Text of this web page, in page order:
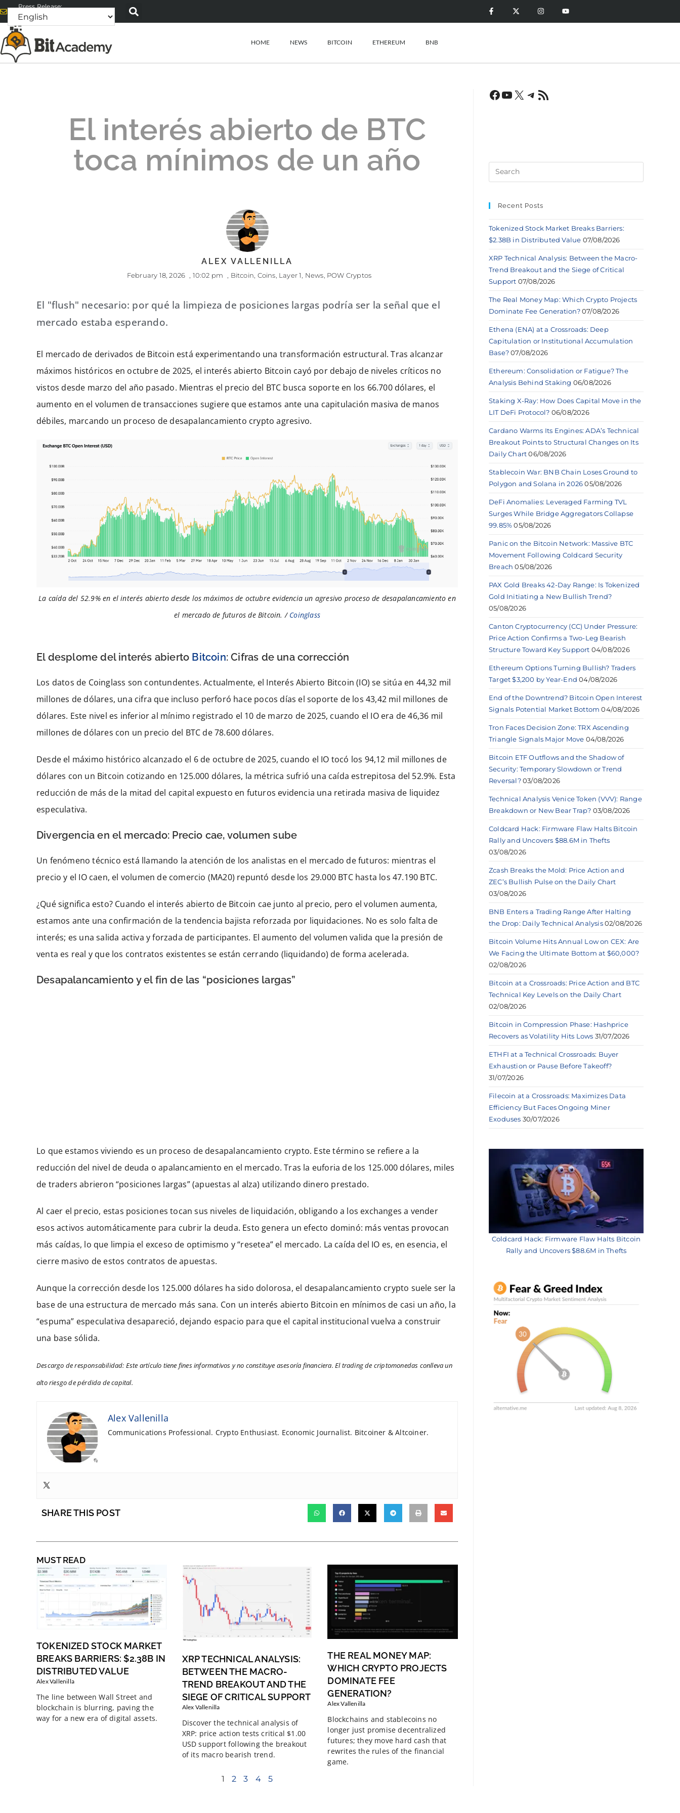
Press Release:
alex@bitacademyweb.com
HOME NEWS BITCOIN ETHEREUM BNB
El interés abierto de BTC
toca mínimos de un año
ALEX VALLENILLA
February 18, 2026 10:02 pm Bitcoin Coins Layer 1 News POW Cryptos
El "flush" necesario: por qué la limpieza de posiciones largas podría ser la señal que el
mercado estaba esperando.
El mercado de derivados de Bitcoin está experimentando una transformación estructural. Tras alcanzar
máximos históricos en octubre de 2025, el interés abierto Bitcoin cayó por debajo de niveles críticos no
vistos desde marzo del año pasado. Mientras el precio del BTC busca soporte en los 66.700 dólares, el
aumento en el volumen de transacciones sugiere que estamos ante una capitulación masiva de manos
débiles, marcando un proceso de desapalancamiento crypto agresivo.
La caída del 52.9% en el interés abierto desde los máximos de octubre evidencia un agresivo proceso de desapalancamiento en
el mercado de futuros de Bitcoin. / Coinglass
El desplome del interés abierto Bitcoin: Cifras de una corrección
Los datos de Coinglass son contundentes. Actualmente, el Interés Abierto Bitcoin (IO) se sitúa en 44,32 mil
millones de dólares, una cifra que incluso perforó hace pocos días el soporte de los 43,42 mil millones de
dólares. Este nivel es inferior al mínimo registrado el 10 de marzo de 2025, cuando el IO era de 46,36 mil
millones de dólares con un precio del BTC de 78.600 dólares.
Desde el máximo histórico alcanzado el 6 de octubre de 2025, cuando el IO tocó los 94,12 mil millones de
dólares con un Bitcoin cotizando en 125.000 dólares, la métrica sufrió una caída estrepitosa del 52.9%. Esta
reducción de más de la mitad del capital expuesto en futuros evidencia una retirada masiva de liquidez
especulativa.
Divergencia en el mercado: Precio cae, volumen sube
Un fenómeno técnico está llamando la atención de los analistas en el mercado de futuros: mientras el
precio y el IO caen, el volumen de comercio (MA20) repuntó desde los 29.000 BTC hasta los 47.190 BTC.
¿Qué significa esto? Cuando el interés abierto de Bitcoin cae junto al precio, pero el volumen aumenta,
estamos ante una confirmación de la tendencia bajista reforzada por liquidaciones. No es solo falta de
interés; es una salida activa y forzada de participantes. El aumento del volumen valida que la presión de
venta es real y que los contratos existentes se están cerrando (liquidando) de forma acelerada.
Desapalancamiento y el fin de las “posiciones largas”
Lo que estamos viviendo es un proceso de desapalancamiento crypto. Este término se refiere a la
reducción del nivel de deuda o apalancamiento en el mercado. Tras la euforia de los 125.000 dólares, miles
de traders abrieron “posiciones largas” (apuestas al alza) utilizando dinero prestado.
Al caer el precio, estas posiciones tocan sus niveles de liquidación, obligando a los exchanges a vender
esos activos automáticamente para cubrir la deuda. Esto genera un efecto dominó: más ventas provocan
más caídas, lo que limpia el exceso de optimismo y “resetea” el mercado. La caída del IO es, en esencia, el
cierre masivo de estos contratos de apuestas.
Aunque la corrección desde los 125.000 dólares ha sido dolorosa, el desapalancamiento crypto suele ser la
base de una estructura de mercado más sana. Con un interés abierto Bitcoin en mínimos de casi un año, la
“espuma” especulativa desapareció, dejando espacio para que el capital institucional vuelva a construir
una base sólida.
Descargo de responsabilidad: Este artículo tiene fines informativos y no constituye asesoría financiera. El trading de criptomonedas conlleva un
alto riesgo de pérdida de capital.
Alex Vallenilla
Communications Professional. Crypto Enthusiast. Economic Journalist. Bitcoiner & Altcoiner.
SHARE THIS POST
MUST READ
TOKENIZED STOCK MARKET
BREAKS BARRIERS: $2.38B IN
DISTRIBUTED VALUE
Alex Vallenilla
The line between Wall Street and
blockchain is blurring, paving the
way for a new era of digital assets.
XRP TECHNICAL ANALYSIS:
BETWEEN THE MACRO-
TREND BREAKOUT AND THE
SIEGE OF CRITICAL SUPPORT
Alex Vallenilla
Discover the technical analysis of
XRP: price action tests critical $1.00
USD support following the breakout
of its macro bearish trend.
THE REAL MONEY MAP:
WHICH CRYPTO PROJECTS
DOMINATE FEE
GENERATION?
Alex Vallenilla
Blockchains and stablecoins no
longer just promise decentralized
futures; they move hard cash that
rewrites the rules of the financial
game.
1
2 3 4 5
Recent Posts
Tokenized Stock Market Breaks Barriers:
$2.38B in Distributed Value 07/08/2026
XRP Technical Analysis: Between the Macro-
Trend Breakout and the Siege of Critical
Support 07/08/2026
The Real Money Map: Which Crypto Projects
Dominate Fee Generation? 07/08/2026
Ethena (ENA) at a Crossroads: Deep
Capitulation or Institutional Accumulation
Base? 07/08/2026
Ethereum: Consolidation or Fatigue? The
Analysis Behind Staking 06/08/2026
Staking X-Ray: How Does Capital Move in the
LIT DeFi Protocol? 06/08/2026
Cardano Warms Its Engines: ADA’s Technical
Breakout Points to Structural Changes on Its
Daily Chart 06/08/2026
Stablecoin War: BNB Chain Loses Ground to
Polygon and Solana in 2026 05/08/2026
DeFi Anomalies: Leveraged Farming TVL
Surges While Bridge Aggregators Collapse
99.85% 05/08/2026
Panic on the Bitcoin Network: Massive BTC
Movement Following Coldcard Security
Breach 05/08/2026
PAX Gold Breaks 42-Day Range: Is Tokenized
Gold Initiating a New Bullish Trend?
05/08/2026
Canton Cryptocurrency (CC) Under Pressure:
Price Action Confirms a Two-Leg Bearish
Structure Toward Key Support 04/08/2026
Ethereum Options Turning Bullish? Traders
Target $3,200 by Year-End 04/08/2026
End of the Downtrend? Bitcoin Open Interest
Signals Potential Market Bottom 04/08/2026
Tron Faces Decision Zone: TRX Ascending
Triangle Signals Major Move 04/08/2026
Bitcoin ETF Outflows and the Shadow of
Security: Temporary Slowdown or Trend
Reversal? 03/08/2026
Technical Analysis Venice Token (VVV): Range
Breakdown or New Bear Trap? 03/08/2026
Coldcard Hack: Firmware Flaw Halts Bitcoin
Rally and Uncovers $88.6M in Thefts
03/08/2026
Zcash Breaks the Mold: Price Action and
ZEC’s Bullish Pulse on the Daily Chart
03/08/2026
BNB Enters a Trading Range After Halting
the Drop: Daily Technical Analysis 02/08/2026
Bitcoin Volume Hits Annual Low on CEX: Are
We Facing the Ultimate Bottom at $60,000?
02/08/2026
Bitcoin at a Crossroads: Price Action and BTC
Technical Key Levels on the Daily Chart
02/08/2026
Bitcoin in Compression Phase: Hashprice
Recovers as Volatility Hits Lows 31/07/2026
ETHFI at a Technical Crossroads: Buyer
Exhaustion or Pause Before Takeoff?
31/07/2026
Filecoin at a Crossroads: Maximizes Data
Efficiency But Faces Ongoing Miner
Exoduses 30/07/2026
Coldcard Hack: Firmware Flaw Halts Bitcoin
Rally and Uncovers $88.6M in Thefts